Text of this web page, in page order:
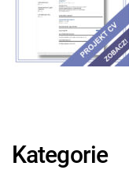
Kategorie